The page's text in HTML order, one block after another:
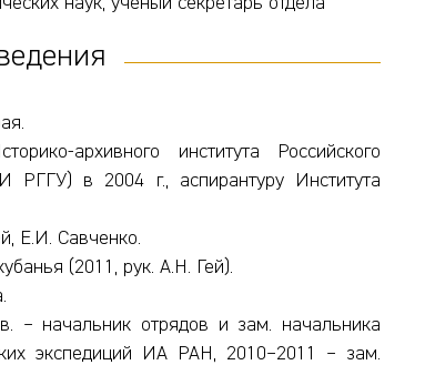
архивного института Российского
РГГУ) в 2004 г., аспирантуру Института
Е.И. Савченко.
(2011, рук. А.Н. Гей).
– начальник отрядов и зам. начальника
экспедиций ИА РАН, 2010–2011 – зам.